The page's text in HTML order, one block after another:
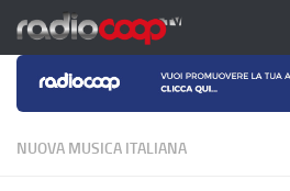
Salta al contenuto
NUOVA MUSICA ITALIANA